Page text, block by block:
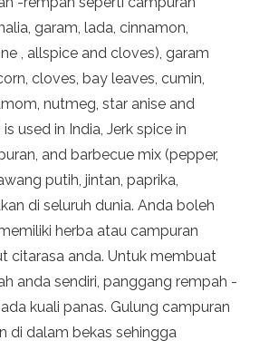
garam, lada, cinnamon,
, allspice and cloves), garam
cloves, bay leaves, cumin,
nutmeg, star anise and
used in India, Jerk spice in
and barbecue mix (pepper,
putih, jintan, paprika,
di seluruh dunia. Anda boleh
herba atau campuran
citarasa anda. Untuk membuat
anda sendiri, panggang rempah -
kuali panas. Gulung campuran
di dalam bekas sehingga